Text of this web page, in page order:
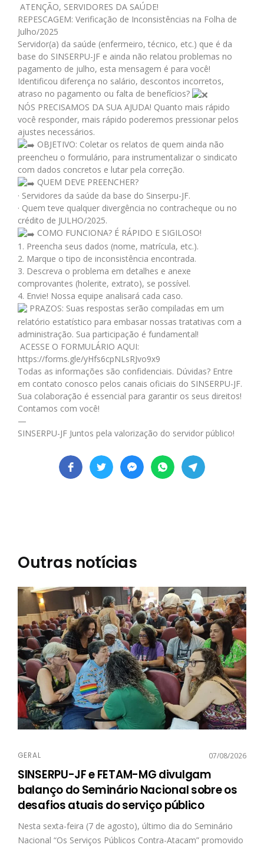
ATENÇÃO, SERVIDORES DA SAÚDE!
REPESCAGEM: Verificação de Inconsistências na Folha de
Julho/2025
Servidor(a) da saúde (enfermeiro, técnico, etc.) que é da
base do SINSERPU-JF e ainda não relatou problemas no
pagamento de julho, esta mensagem é para você!
Identificou diferença no salário, descontos incorretos,
atraso no pagamento ou falta de benefícios?
NÓS PRECISAMOS DA SUA AJUDA! Quanto mais rápido
você responder, mais rápido poderemos pressionar pelos
ajustes necessários.
OBJETIVO: Coletar os relatos de quem ainda não
preencheu o formulário, para instrumentalizar o sindicato
com dados concretos e lutar pela correção.
QUEM DEVE PREENCHER?
· Servidores da saúde da base do Sinserpu-JF.
· Quem teve qualquer divergência no contracheque ou no
crédito de JULHO/2025.
COMO FUNCIONA? É RÁPIDO E SIGILOSO!
1. Preencha seus dados (nome, matrícula, etc.).
2. Marque o tipo de inconsistência encontrada.
3. Descreva o problema em detalhes e anexe
comprovantes (holerite, extrato), se possível.
4. Envie! Nossa equipe analisará cada caso.
PRAZOS: Suas respostas serão compiladas em um
relatório estatístico para embasar nossas tratativas com a
administração. Sua participação é fundamental!
ACESSE O FORMULÁRIO AQUI:
https://forms.gle/yHfs6cpNLsRJvo9x9
Todas as informações são confidenciais. Dúvidas? Entre
em contato conosco pelos canais oficiais do SINSERPU-JF.
Sua colaboração é essencial para garantir os seus direitos!
Contamos com você!
—
SINSERPU-JF Juntos pela valorização do servidor público!
Outras notícias
GERAL 07/08/2026
SINSERPU-JF e FETAM-MG divulgam
balanço do Seminário Nacional sobre os
desafios atuais do serviço público
Nesta sexta-feira (7 de agosto), último dia do Seminário
Nacional “Os Serviços Públicos Contra-Atacam” promovido